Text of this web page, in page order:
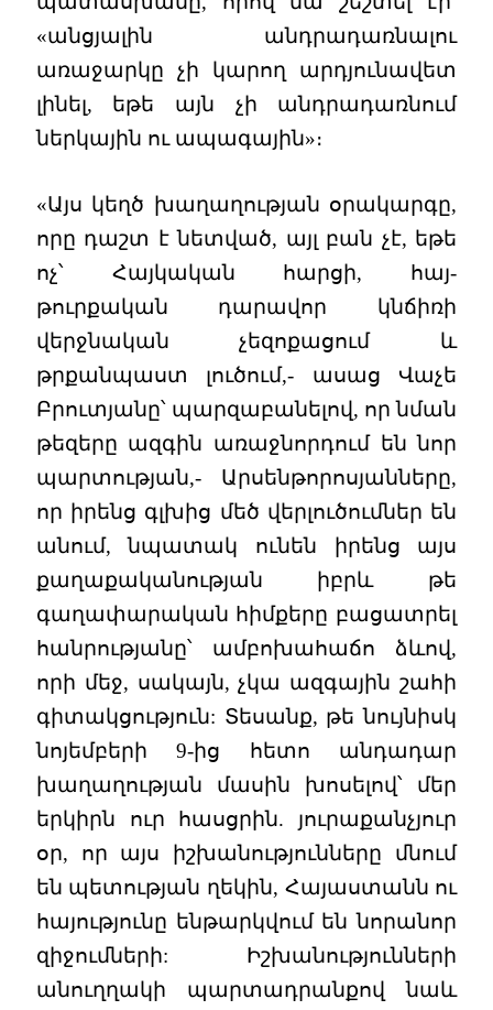
«անցյալին անդրադառնալու
առաջարկը չի կարող արդյունավետ
լինել, եթե այն չի անդրադառնում
ներկային ու ապագային»։
«Այս կեղծ խաղաղության օրակարգը,
որը դաշտ է նետված, այլ բան չէ, եթե
ոչ՝ Հայկական հարցի, հայ-
թուրքական դարավոր կնճիռի
վերջնական չեզոքացում և
թրքանպաստ լուծում,- ասաց Վաչե
Բրուտյանը՝ պարզաբանելով, որ նման
թեզերը ազգին առաջնորդում են նոր
պարտության,- Արսենթորոսյանները,
որ իրենց գլխից մեծ վերլուծումներ են
անում, նպատակ ունեն իրենց այս
քաղաքականության իբրև թե
գաղափարական հիմքերը բացատրել
հանրությանը՝ ամբոխահաճո ձևով,
որի մեջ, սակայն, չկա ազգային շահի
գիտակցություն: Տեսանք, թե նույնիսկ
նոյեմբերի 9-ից հետո անդադար
խաղաղության մասին խոսելով՝ մեր
երկիրն ուր հասցրին. յուրաքանչյուր
օր, որ այս իշխանությունները մնում
են պետության ղեկին, Հայաստանն ու
հայությունը ենթարկվում են նորանոր
զիջումների: Իշխանությունների
անուղղակի պարտադրանքով նաև